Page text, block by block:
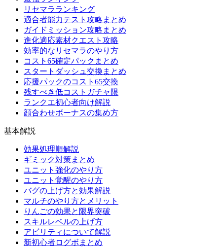
リセマラランキング
適合者能力テスト攻略まとめ
ガイドミッション攻略まとめ
進化適応素材クエスト攻略
効率的なリセマラのやり方
コスト65確定パックまとめ
スタートダッシュ交換まとめ
応援パックのコスト65交換
残すべき低コストガチャ限
ランクエ初心者向け解説
顔合わせボーナスの集め方
基本解説
効果処理順解説
ギミック対策まとめ
ユニット強化のやり方
ユニット覚醒のやり方
バグの上げ方と効果解説
マルチのやり方とメリット
りんごの効果と限界突破
スキルレベルの上げ方
アビリティについて解説
新初心者ログボまとめ